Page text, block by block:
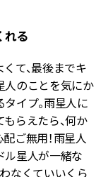
れる
て、最後までキ
人のことを気にか
イプ。雨星人に
らえたら、何か
ご無用！雨星人
ル星人が一緒な
なくていいくら